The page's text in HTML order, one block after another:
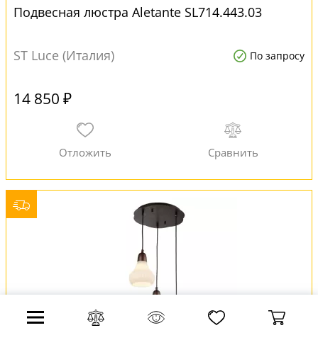
Подвесная люстра Aletante SL714.443.03
ST Luce (Италия) По запросу
14 850 ₽